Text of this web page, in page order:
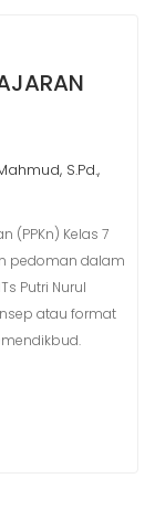
S.Pd.,
(PPKn) Kelas 7
pedoman dalam
Putri Nurul
atau format